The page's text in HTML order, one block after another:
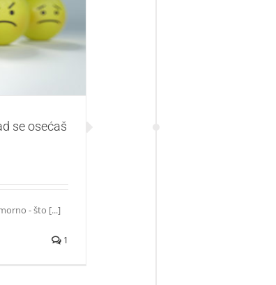
depresivno
se osećaš
- što [...]
1